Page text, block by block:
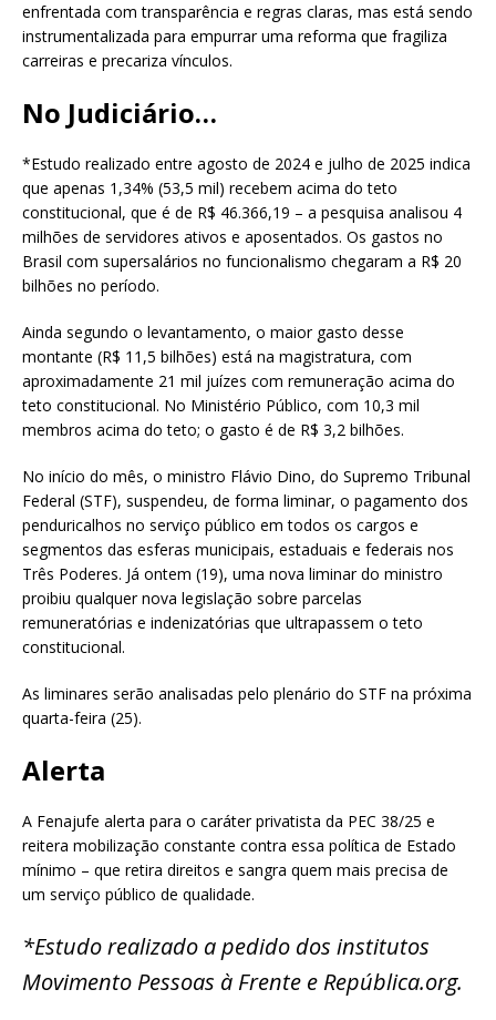
enfrentada com transparência e regras claras, mas está sendo
instrumentalizada para empurrar uma reforma que fragiliza
carreiras e precariza vínculos.
No Judiciário…
*Estudo realizado entre agosto de 2024 e julho de 2025 indica
que apenas 1,34% (53,5 mil) recebem acima do teto
constitucional, que é de R$ 46.366,19 – a pesquisa analisou 4
milhões de servidores ativos e aposentados. Os gastos no
Brasil com supersalários no funcionalismo chegaram a R$ 20
bilhões no período.
Ainda segundo o levantamento, o maior gasto desse
montante (R$ 11,5 bilhões) está na magistratura, com
aproximadamente 21 mil juízes com remuneração acima do
teto constitucional. No Ministério Público, com 10,3 mil
membros acima do teto; o gasto é de R$ 3,2 bilhões.
No início do mês, o ministro Flávio Dino, do Supremo Tribunal
Federal (STF), suspendeu, de forma liminar, o pagamento dos
penduricalhos no serviço público em todos os cargos e
segmentos das esferas municipais, estaduais e federais nos
Três Poderes. Já ontem (19), uma nova liminar do ministro
proibiu qualquer nova legislação sobre parcelas
remuneratórias e indenizatórias que ultrapassem o teto
constitucional.
As liminares serão analisadas pelo plenário do STF na próxima
quarta-feira (25).
Alerta
A Fenajufe alerta para o caráter privatista da PEC 38/25 e
reitera mobilização constante contra essa política de Estado
mínimo – que retira direitos e sangra quem mais precisa de
um serviço público de qualidade.
*Estudo realizado a pedido dos institutos
Movimento Pessoas à Frente e República.org.